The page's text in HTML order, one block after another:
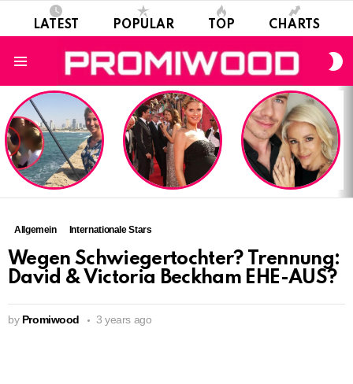
LATEST POPULAR TOP CHARTS
LATEST
STORIES
Allgemein Internationale Stars
Wegen Schwiegertochter? Trennung:
David & Victoria Beckham EHE-AUS?
by Promiwood 3 years ago